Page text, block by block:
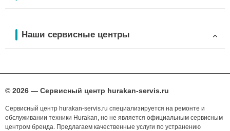
Наши сервисные центры
© 2026 — Сервисный центр hurakan-servis.ru
Сервисный центр hurakan-servis.ru специализируется на ремонте и
обслуживании техники Hurakan, но не является официальным сервисным
центром бренда. Предлагаем качественные услуги по устранению